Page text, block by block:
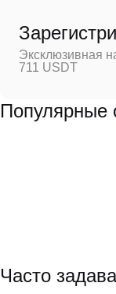
Эксклюзивная
711 USDT
Популярные
Часто